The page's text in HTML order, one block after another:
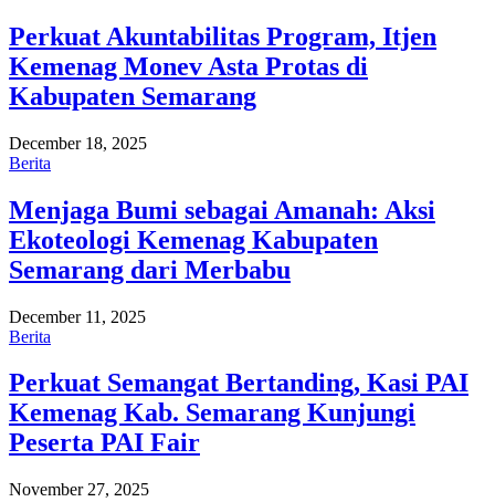
Perkuat Akuntabilitas Program, Itjen
Kemenag Monev Asta Protas di
Kabupaten Semarang
December 18, 2025
Berita
Menjaga Bumi sebagai Amanah: Aksi
Ekoteologi Kemenag Kabupaten
Semarang dari Merbabu
December 11, 2025
Berita
Perkuat Semangat Bertanding, Kasi PAI
Kemenag Kab. Semarang Kunjungi
Peserta PAI Fair
November 27, 2025